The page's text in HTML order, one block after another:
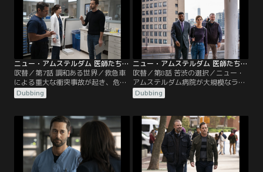
ることに。レイノルズは個人的責任
の重要性に気づく。ブルームは母に
関するある事実に気づきショックを
受ける。
と彼らの家族の間を仲裁する。ワイ
ルダー医師は病院のスタッフに加わ
ってほしいというマックスのオファ
ーを再検討する。
ニュー・アムステルダム 医師たちのカルテ シーズン4 第07話／吹替
吹替／第7話 調和ある世界／救急車
による重大な衝突事故が起き、危険
な目論見の存在が判明。マックスと
ブルームは衝撃を受ける。フエンテ
う圧力をかけ、シャープは自らが行
った経費削減が、自分の科において
逆効果を生んでしまったと気づく。
レイノルズとバプティスト、マルヴ
ォは何とか妥協点を見つけようと試
みる。
Dubbing
ニュー・アムステルダム 医師たちのカルテ シーズン4 第08話／吹替
吹替／第8話 苦渋の選択／ニュー・
アムステルダム病院が大規模なラン
サムウェア攻撃を受け、マックスは
苦渋の決断を迫られる。
Dubbing